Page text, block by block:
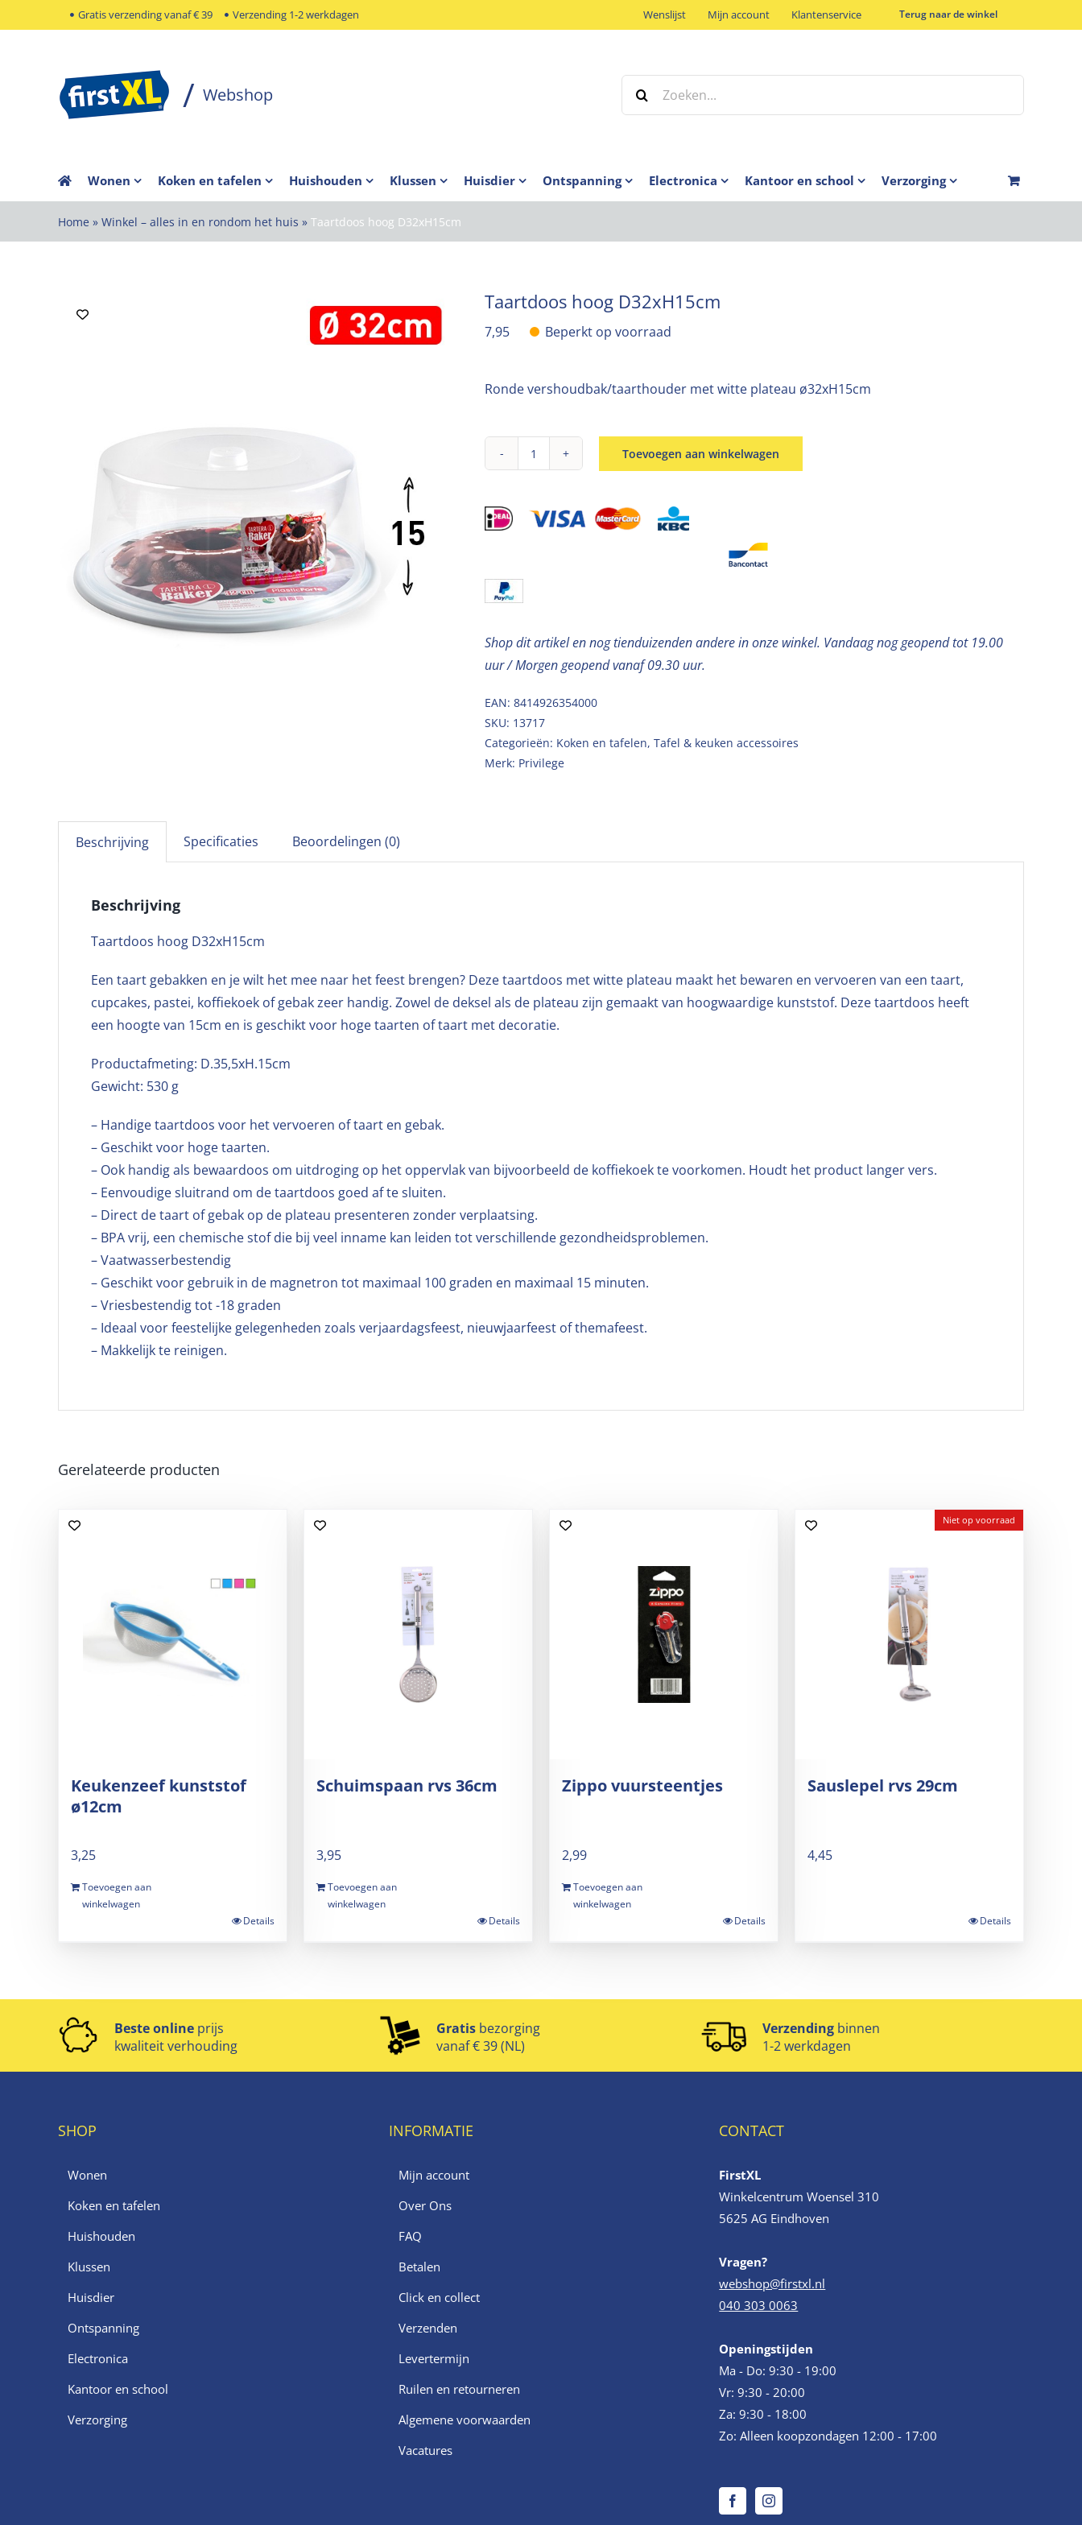
naar
Gratis verzending vanaf € 39 Verzending 1-2 werkdagen Wenslijst Mijn account Klantenservice Terug naar de winkel
Zoeken
naar:
Wonen Koken en tafelen Huishouden Klussen Huisdier Ontspanning Electronica Kantoor en school Verzorging
Home » Winkel – alles in en rondom het huis » Taartdoos hoog D32xH15cm
Taartdoos hoog D32xH15cm
7,95 Beperkt op voorraad
Ronde vershoudbak/taarthouder met witte plateau ø32xH15cm
Taartdoos
D32xH15cm
aantal
Toevoegen aan winkelwagen
Shop dit artikel en nog tienduizenden andere in onze winkel. Vandaag nog geopend tot 19.00
uur / Morgen geopend vanaf 09.30 uur.
EAN: 8414926354000
SKU: 13717
Categorieën: Koken en tafelen, Tafel & keuken accessoires
Merk: Privilege
Beschrijving Specificaties Beoordelingen (0)
Beschrijving
Taartdoos hoog D32xH15cm
Een taart gebakken en je wilt het mee naar het feest brengen? Deze taartdoos met witte plateau maakt het bewaren en vervoeren van een taart,
cupcakes, pastei, koffiekoek of gebak zeer handig. Zowel de deksel als de plateau zijn gemaakt van hoogwaardige kunststof. Deze taartdoos heeft
een hoogte van 15cm en is geschikt voor hoge taarten of taart met decoratie.
Productafmeting: D.35,5xH.15cm
Gewicht: 530 g
– Handige taartdoos voor het vervoeren of taart en gebak.
– Geschikt voor hoge taarten.
– Ook handig als bewaardoos om uitdroging op het oppervlak van bijvoorbeeld de koffiekoek te voorkomen. Houdt het product langer vers.
– Eenvoudige sluitrand om de taartdoos goed af te sluiten.
– Direct de taart of gebak op de plateau presenteren zonder verplaatsing.
– BPA vrij, een chemische stof die bij veel inname kan leiden tot verschillende gezondheidsproblemen.
– Vaatwasserbestendig
– Geschikt voor gebruik in de magnetron tot maximaal 100 graden en maximaal 15 minuten.
– Vriesbestendig tot -18 graden
– Ideaal voor feestelijke gelegenheden zoals verjaardagsfeest, nieuwjaarfeest of themafeest.
– Makkelijk te reinigen.
Gerelateerde producten
Keukenzeef kunststof
ø12cm
3,25
Toevoegen aan
winkelwagen
Details
Schuimspaan rvs 36cm
3,95
Toevoegen aan
winkelwagen
Details
Zippo vuursteentjes
2,99
Toevoegen aan
winkelwagen
Details
Niet op voorraad
Sauslepel rvs 29cm
4,45
Details
Beste online prijs
kwaliteit verhouding
Gratisbezorging
vanaf € 39 (NL)
Verzendingbinnen
1-2 werkdagen
SHOP
Wonen
Koken en tafelen
Huishouden
Klussen
Huisdier
Ontspanning
Electronica
Kantoor en school
Verzorging
INFORMATIE
Mijn account
Over Ons
FAQ
Betalen
Click en collect
Verzenden
Levertermijn
Ruilen en retourneren
Algemene voorwaarden
Vacatures
CONTACT
FirstXL
Winkelcentrum Woensel 310
5625 AG Eindhoven
Vragen?
webshop@firstxl.nl
040 303 0063
Openingstijden
Ma - Do: 9:30 - 19:00
Vr: 9:30 - 20:00
Za: 9:30 - 18:00
Zo: Alleen koopzondagen 12:00 - 17:00